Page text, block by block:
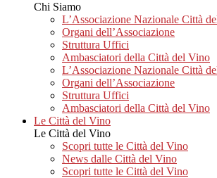
Chi Siamo
L’Associazione Nazionale Città
Organi dell’Associazione
Struttura Uffici
Ambasciatori della Città del Vino
L’Associazione Nazionale Città
Organi dell’Associazione
Struttura Uffici
Ambasciatori della Città del Vino
Le Città del Vino
Le Città del Vino
Scopri tutte le Città del Vino
News dalle Città del Vino
Scopri tutte le Città del Vino